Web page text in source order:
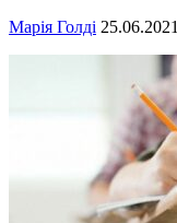
Марія Голді 25.06.2021